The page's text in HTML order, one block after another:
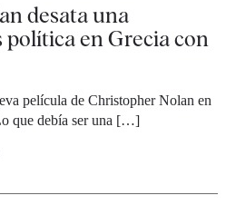
desata una
política en Grecia con
película de Christopher Nolan en
que debía ser una […]